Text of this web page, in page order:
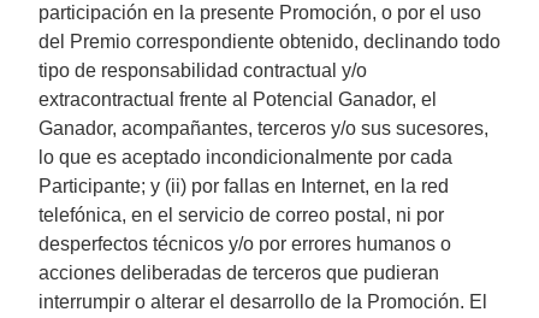
participación en la presente Promoción, o por el uso
del Premio correspondiente obtenido, declinando todo
tipo de responsabilidad contractual y/o
extracontractual frente al Potencial Ganador, el
Ganador, acompañantes, terceros y/o sus sucesores,
lo que es aceptado incondicionalmente por cada
Participante; y (ii) por fallas en Internet, en la red
telefónica, en el servicio de correo postal, ni por
desperfectos técnicos y/o por errores humanos o
acciones deliberadas de terceros que pudieran
interrumpir o alterar el desarrollo de la Promoción. El